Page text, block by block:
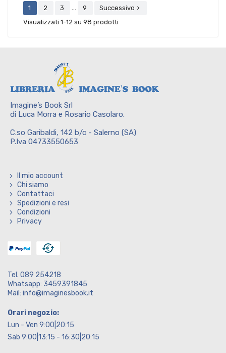
1 2 3 … 9 Successivo 
Visualizzati 1-12 su 98 prodotti
Imagine’s Book Srl
di Luca Morra e Rosario Casolaro.
C.so Garibaldi, 142 b/c - Salerno (SA)
P.Iva 04733550653
Il mio account
Chi siamo
Contattaci
Spedizioni e resi
Condizioni
Privacy
Tel. 089 254218
Whatsapp: 3459391845
Mail: info@imaginesbook.it
Orari negozio:
Lun - Ven 9:00|20:15
Sab 9:00|13:15 - 16:30|20:15